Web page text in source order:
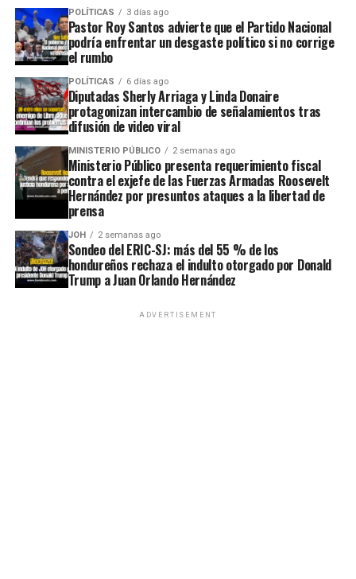
POLÍTICAS 3 días ago
Pastor Roy Santos advierte que el Partido Nacional
podría enfrentar un desgaste político si no corrige
el rumbo
POLÍTICAS 6 días ago
Diputadas Sherly Arriaga y Linda Donaire
protagonizan intercambio de señalamientos tras
difusión de video viral
MINISTERIO PÚBLICO 2 semanas ago
Ministerio Público presenta requerimiento fiscal
contra el exjefe de las Fuerzas Armadas Roosevelt
Hernández por presuntos ataques a la libertad de
prensa
JOH 2 semanas ago
Sondeo del ERIC-SJ: más del 55 % de los
hondureños rechaza el indulto otorgado por Donald
Trump a Juan Orlando Hernández
ADVERTISEMENT